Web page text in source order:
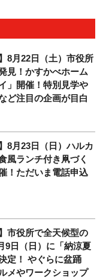
8月22日（土）市役所
見！かすかべホーム
」開催！特別見学や
ど注目の企画が目白
8月23日（日）ハルカ
風ランチ付き凧づく
！ただいま電話申込
市役所で全天候型の
9日（日）に「納涼夏
定！ やぐらに盆踊
メやワークショップ